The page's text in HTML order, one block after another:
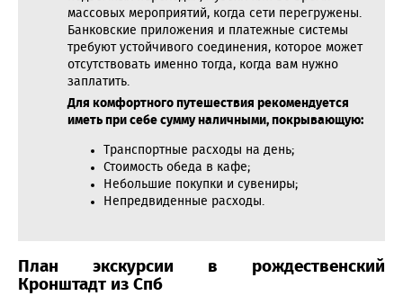
массовых мероприятий, когда сети перегружены.
Банковские приложения и платежные системы
требуют устойчивого соединения, которое может
отсутствовать именно тогда, когда вам нужно
заплатить.
Для комфортного путешествия рекомендуется
иметь при себе сумму наличными, покрывающую:
Транспортные расходы на день;
Стоимость обеда в кафе;
Небольшие покупки и сувениры;
Непредвиденные расходы.
План экскурсии в рождественский
Кронштадт из Спб